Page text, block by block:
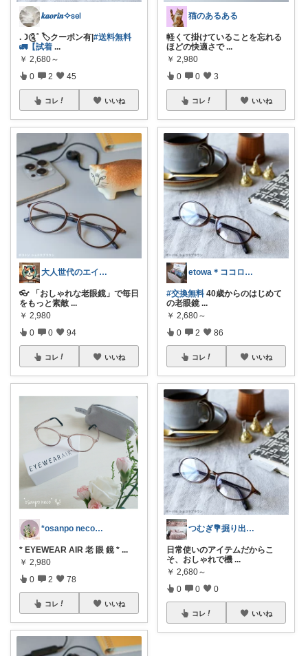
𝒌𝒂𝒐𝒓𝒊𝒏✧𝗌𝖾𝗅
.☽༊˚ 🏷クーポン有|#送料無料
🚛【試着 ...
￥ 2,680～
0 2 45
コレ いいね
大人世代のエイジングケアROOM
👓 「おしゃれな老眼鏡」で毎日
をもっと素敵 ...
￥ 2,980
0 0 94
コレ いいね
*osanpo neco梨* お休み中
* EYEWEAR AIR 老 眼 鏡 * ...
￥ 2,980
0 2 78
コレ いいね
猫のあるある
軽くて掛けていることを忘れる
ほどの快適さで ...
￥ 2,980
0 0 3
コレ いいね
etowa＊ココロとカラダに優しい暮らし
#交換無料 40歳からのはじめて
の老眼鏡 ...
￥ 2,680～
0 2 86
コレ いいね
つむぎ💐掘り出し物探索中📿
日常使いのアイテムだからこ
そ、おしゃれで機 ...
￥ 2,680～
0 0 0
コレ いいね